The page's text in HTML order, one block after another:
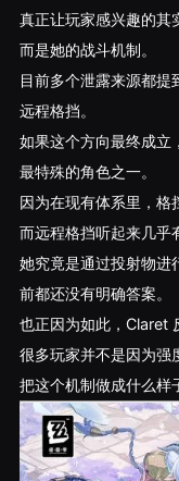
真正让玩家感兴趣的其
而是她的战斗机制。
目前多个泄露来源都提
远程格挡。
如果这个方向最终成立
最特殊的角色之一。
因为在现有体系里，格
而远程格挡听起来几乎
她究竟是通过投射物进
前都还没有明确答案。
也正因为如此，Claret
很多玩家并不是因为
把这个机制做成什么样